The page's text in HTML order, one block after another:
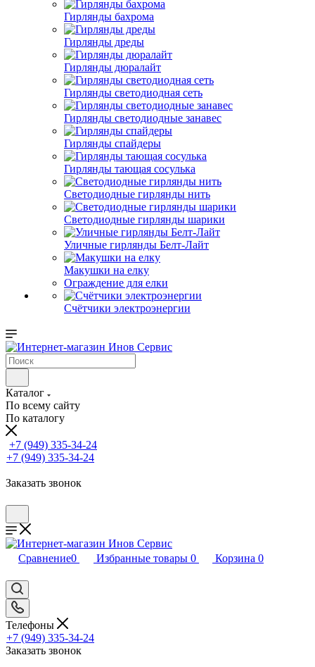
Гирлянды бахрома
Гирлянды дреды
Гирлянды дюралайт
Гирлянды светодиодная сеть
Гирлянды светодиодные занавес
Гирлянды спайдеры
Гирлянды тающая сосулька
Светодиодные гирлянды нить
Светодиодные гирлянды шарики
Уличные гирлянды Белт-Лайт
Макушки на елку
Ограждение для елки
Счётчики электроэнергии
Каталог
По всему сайту
По каталогу
+7 (949) 335-34-24
+7 (949) 335-34-24
Заказать звонок
Сравнение0 Избранные товары 0 Корзина 0
Телефоны
+7 (949) 335-34-24
Заказать звонок